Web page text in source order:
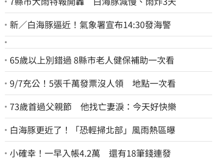
新／白海豚逼近！氣象署宣布14:30發海警
65歲以上別錯過 8縣市老人健保補助一次看
9/7充公！5張千萬發票沒人領 地點一次看
73歲首過父親節 他找亡妻淚：今天好快樂
白海豚更近了！「恐輕掃北部」風雨熱區曝
小確幸！一早入帳4.2萬 還有18筆錢連發